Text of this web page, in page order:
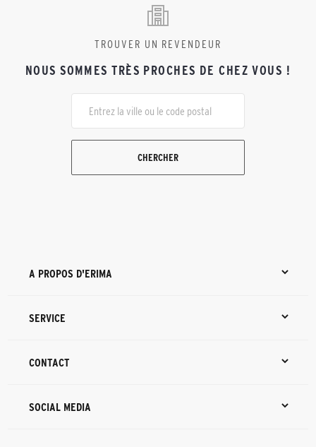
TROUVER UN REVENDEUR
NOUS SOMMES TRÈS PROCHES DE CHEZ VOUS !
CHERCHER
A PROPOS D'ERIMA
SERVICE
CONTACT
SOCIAL MEDIA